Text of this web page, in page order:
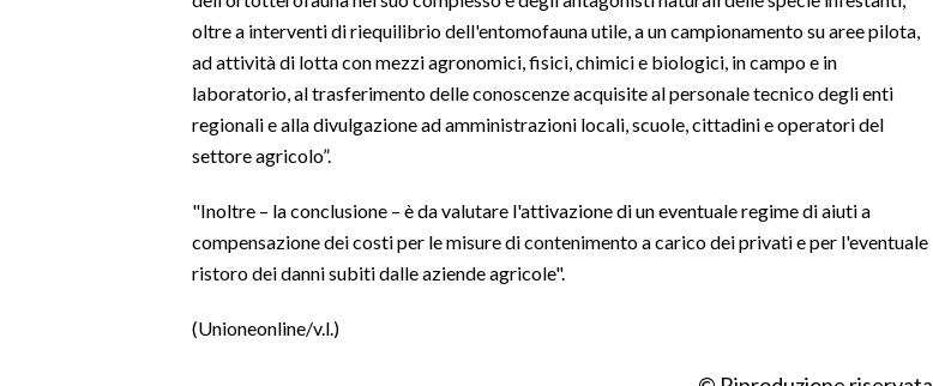
oltre a interventi di riequilibrio dell'entomofauna utile, a un campionamento su aree pilota,
ad attività di lotta con mezzi agronomici, fisici, chimici e biologici, in campo e in
laboratorio, al trasferimento delle conoscenze acquisite al personale tecnico degli enti
regionali e alla divulgazione ad amministrazioni locali, scuole, cittadini e operatori del
settore agricolo”.
"Inoltre – la conclusione – è da valutare l'attivazione di un eventuale regime di aiuti a
compensazione dei costi per le misure di contenimento a carico dei privati e per l'eventuale
ristoro dei danni subiti dalle aziende agricole".
(Unioneonline/v.l.)